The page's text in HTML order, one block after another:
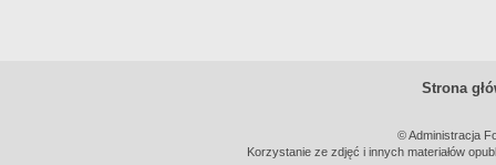
Strona
© Administracja
Korzystanie ze zdjęć i innych materiałów